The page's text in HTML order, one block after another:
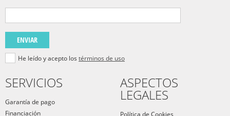
ENVIAR
He leído y acepto los términos de uso
SERVICIOS
Garantía de pago
Financiación
ASPECTOS
LEGALES
Política de Cookies